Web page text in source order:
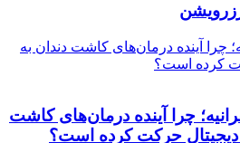
چرا آینده درمان‌های کاشت دندان به
کرده است؟
چرا آینده درمان‌های کاشت
حرکت کرده است؟